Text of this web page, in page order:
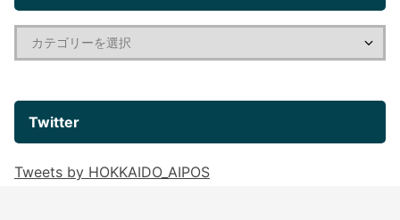
Twitter
Tweets by HOKKAIDO_AIPOS